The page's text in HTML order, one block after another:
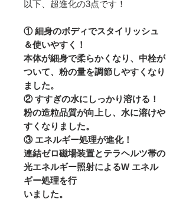
以下、超進化の3点です！
① 細身のボディでスタイリッシュ
＆使いやすく！
本体が細身で柔らかくなり、中栓が
ついて、粉の量を調節しやすくなり
ました。
② すすぎの水にしっかり溶ける！
粉の造粒品質が向上し、水に溶けや
すくなりました。
③ エネルギー処理が進化！
連結ゼロ磁場装置とテラヘルツ帯の
光エネルギー照射によるW エネル
ギー処理を行
いました。